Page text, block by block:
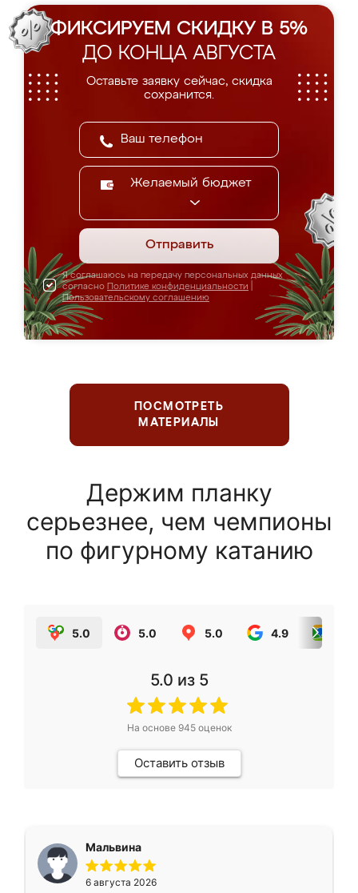
ФИКСИРУЕМ СКИДКУ В 5%
ДО КОНЦА АВГУСТА
Оставьте заявку сейчас, скидка
сохранится.
Желаемый бюджет
Отправить
Я соглашаюсь на передачу персональных данных
согласно Политике конфиденциальности
Пользовательскому соглашению
ПОСМОТРЕТЬ
МАТЕРИАЛЫ
Держим планку
серьезнее, чем чемпионы
по фигурному катанию
5.0 5.0 5.0 4.9
5.0 из 5
На основе 945оценок
Оставить отзыв
Мальвина
6 августа 2026